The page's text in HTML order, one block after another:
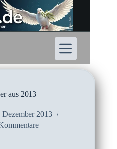
aus 2013
Dezember 2013